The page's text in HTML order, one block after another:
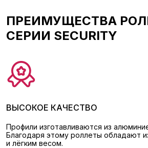
ПРЕИМУЩЕСТВА
СЕРИИ SECURITY
ВЫСОКОЕ КАЧЕСТВО
Профили изготавливаются из
Благодаря этому роллеты обладают
и лёгким весом.